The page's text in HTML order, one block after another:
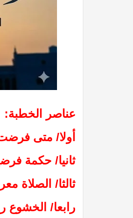
عناصر الخطبة:
أولا/ متى
ثانيا/ حكمة
ثالثا/ الصلاة
رابعا/ الخشوع